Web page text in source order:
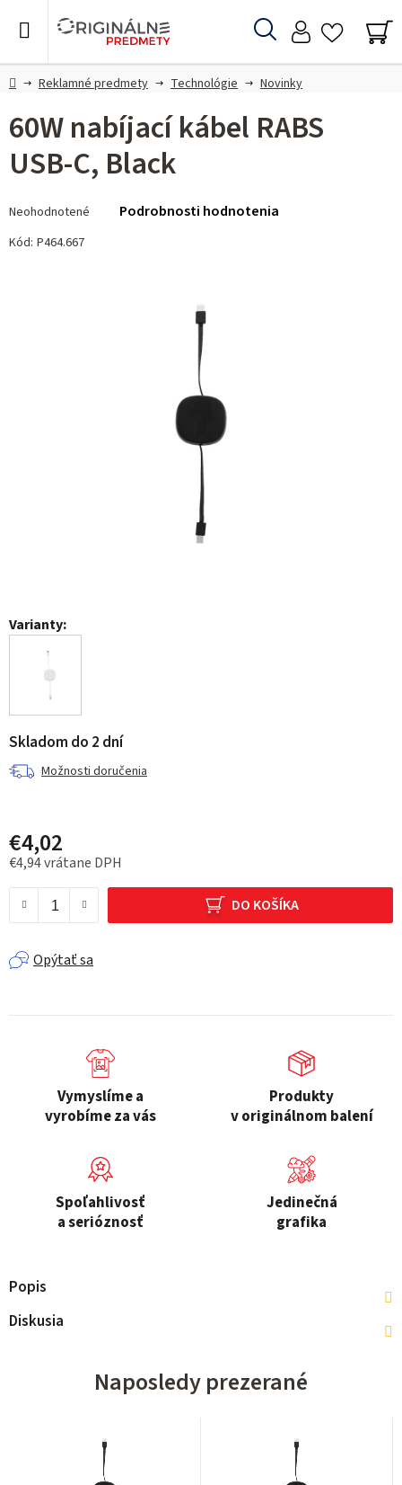
Hľadať
DomovReklamné predmety Technológie Novinky
Varianty:
Skladom do 2 dní
Možnosti doručenia
€4,02
€4,94 vrátane DPH
DO KOŠÍKA
Opýtať sa
60W nabíjací kábel RABS
USB-C, Black
hodnotenie
produktu
Neohodnotené Podrobnosti hodnotenia
Kód: P464.667
Vymyslíme a
vyrobíme za vás
Produkty
v originálnom balení
Spoľahlivosť
a serióznosť
Jedinečná
grafika
Popis
Diskusia
Naposledy prezerané